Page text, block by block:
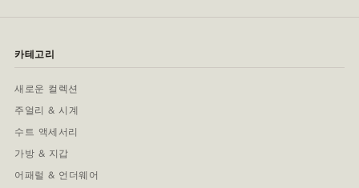
카테고리
새로운 컬렉션
주얼리 & 시계
수트 액세서리
가방 & 지갑
어패럴 & 언더웨어